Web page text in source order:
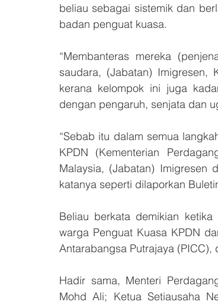
beliau sebagai sistemik dan
badan penguat kuasa.
“Membanteras mereka
saudara, (Jabatan)
kerana kelompok ini juga
dengan pengaruh, senjata dan
“Sebab itu dalam semua
KPDN (Kementerian
Malaysia, (Jabatan) Imigresen
katanya seperti dilaporkan
Beliau berkata demikian
warga Penguat Kuasa KPDN
Antarabangsa Putrajaya (PICC),
Hadir sama, Menteri
Mohd Ali; Ketua Setiausaha